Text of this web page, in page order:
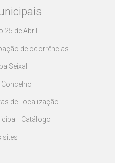
25 de Abril
de ocorrências
Seixal
de Localização
| Catálogo
sites